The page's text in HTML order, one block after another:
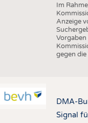
Im
Anzeige
gegen
DMA-
Signal